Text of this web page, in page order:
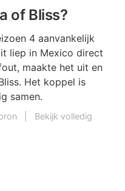
of Bliss?
4 aanvankelijk
liep in Mexico direct
maakte het uit en
Het koppel is
samen.
Bekijk volledig